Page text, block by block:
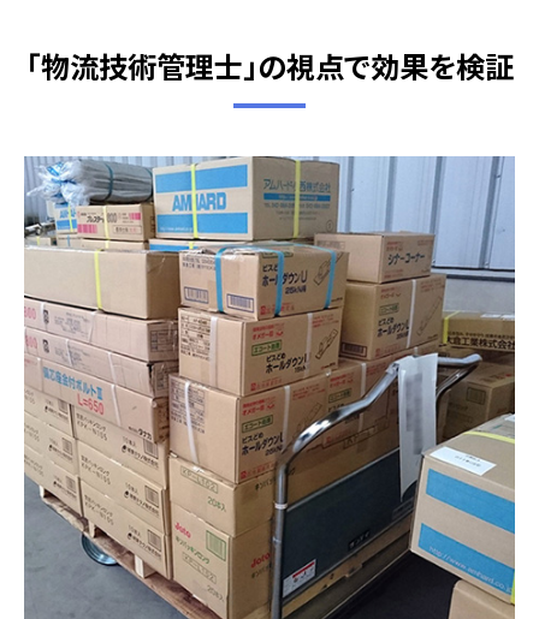
「物流技術管理士」の視点で効果を検証